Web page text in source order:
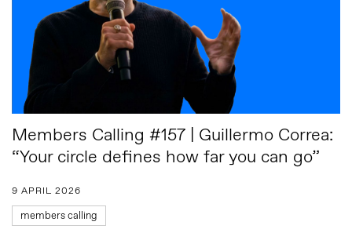
Members Calling #157 | Guillermo Correa:
“Your circle defines how far you can go”
9 APRIL 2026
members calling